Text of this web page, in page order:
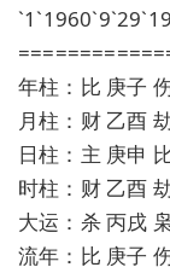
年柱：比 庚子
月柱：财 乙酉
日柱：主 庚申
时柱：财 乙酉
大运：杀 丙戌
流年：比 庚子